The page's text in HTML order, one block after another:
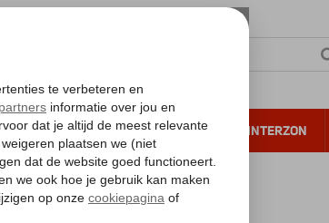
VERRE REIZEN ALL INCLUSIVE WINTERZON